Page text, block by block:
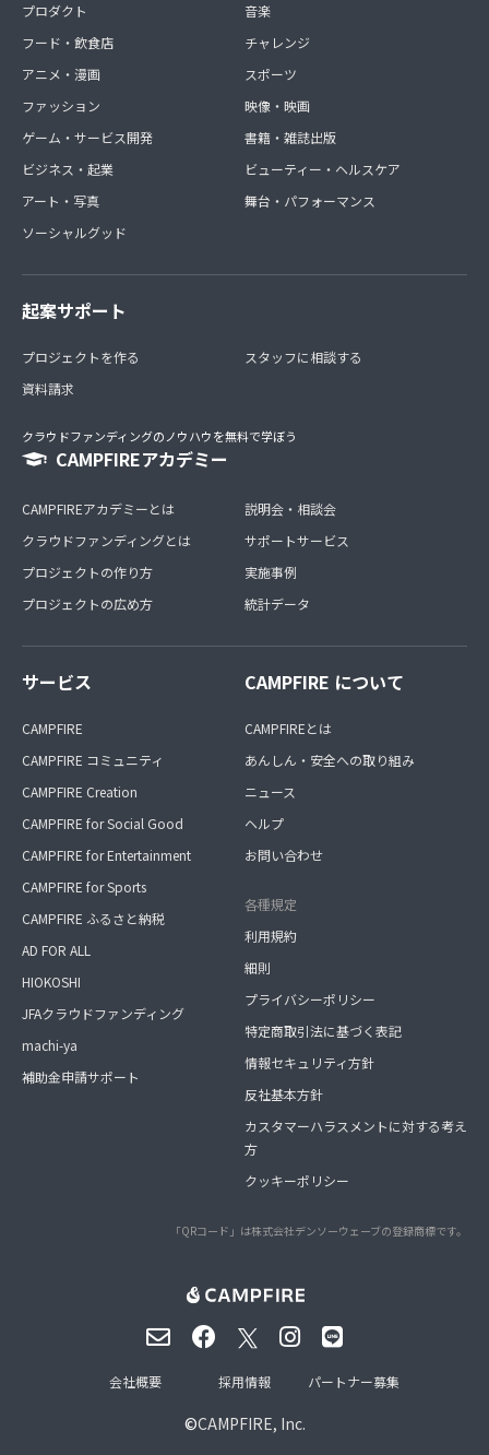
プロダクト
フード・飲食店
アニメ・漫画
ファッション
ゲーム・サービス開発
ビジネス・起業
アート・写真
ソーシャルグッド
音楽
チャレンジ
スポーツ
映像・映画
書籍・雑誌出版
ビューティー・ヘルスケア
舞台・パフォーマンス
起案サポート
プロジェクトを作る
資料請求
スタッフに相談する
クラウドファンディングのノウハウを無料で学ぼう
CAMPFIREアカデミー
CAMPFIREアカデミーとは
クラウドファンディングとは
プロジェクトの作り方
プロジェクトの広め方
説明会・相談会
サポートサービス
実施事例
統計データ
サービス
CAMPFIRE
CAMPFIRE コミュニティ
CAMPFIRE Creation
CAMPFIRE for Social Good
CAMPFIRE for Entertainment
CAMPFIRE for Sports
CAMPFIRE ふるさと納税
AD FOR ALL
HIOKOSHI
JFAクラウドファンディング
machi-ya
補助金申請サポート
CAMPFIRE について
CAMPFIREとは
あんしん・安全への取り組み
ニュース
ヘルプ
お問い合わせ
各種規定
利用規約
細則
プライバシーポリシー
特定商取引法に基づく表記
情報セキュリティ方針
反社基本方針
カスタマーハラスメントに対する考え
方
クッキーポリシー
「QRコード」は株式会社デンソーウェーブの登録商標です。
©CAMPFIRE, Inc.
会社概要 採用情報 パートナー募集